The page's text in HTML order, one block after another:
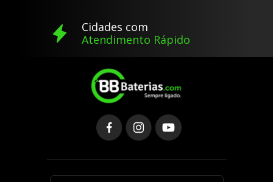
Cidades com
Atendimento Rápido